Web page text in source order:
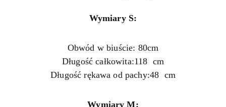
Wymiary S:
Obwód w biuście: 80cm
Długość całkowita:118 cm
Długość rękawa od pachy:48 cm
Wymiary M: